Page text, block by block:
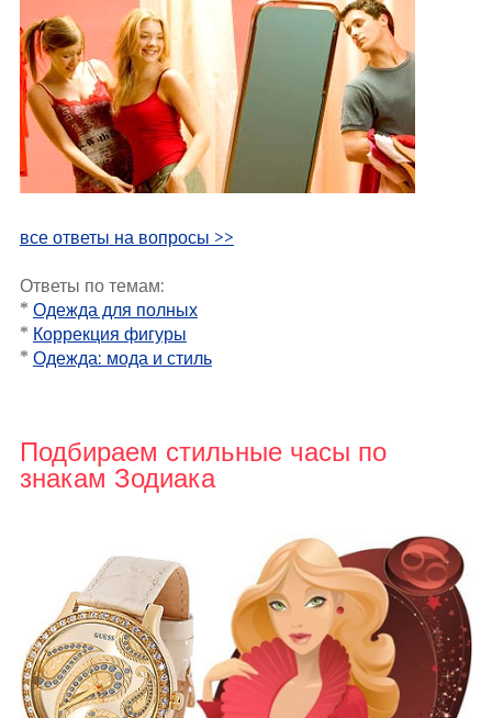
все ответы на вопросы >>
Ответы по темам:
* Одежда для полных
* Коррекция фигуры
* Одежда: мода и стиль
Подбираем стильные часы по
знакам Зодиака